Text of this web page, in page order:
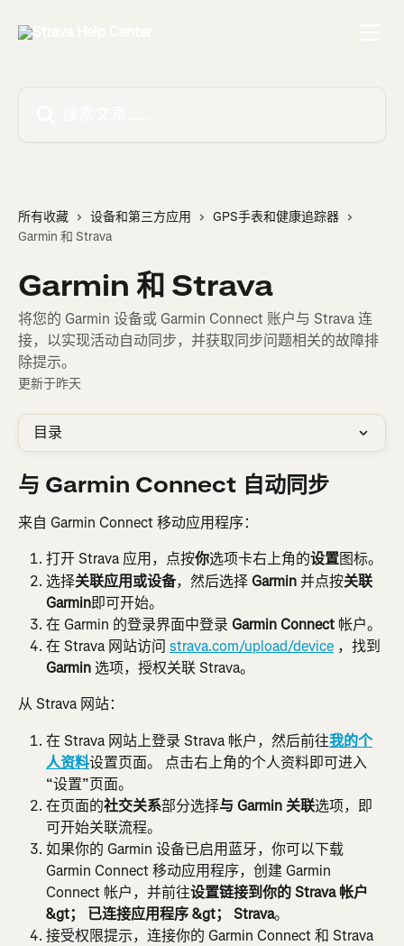
所有收藏 设备和第三方应用
GPS手表和健康追踪器
Garmin 和 Strava
Garmin 和 Strava
将您的 Garmin 设备或 Garmin Connect 账户与 Strava 连
接，以实现活动自动同步，并获取同步问题相关的故障排
除提示。
更新于昨天
目录
与 Garmin Connect 自动同步
来自 Garmin Connect 移动应用程序：
打开 Strava 应用，点按你选项卡右上角的设置图标。
选择关联应用或设备，然后选择 Garmin 并点按关联
Garmin即可开始。
在 Garmin 的登录界面中登录 Garmin Connect 帐户。
在 Strava 网站访问 strava.com/upload/device ，找到
Garmin 选项，授权关联 Strava。
从 Strava 网站：
在 Strava 网站上登录 Strava 帐户，然后前往我的个
人资料设置页面。 点击右上角的个人资料即可进入
“设置”页面。
在页面的社交关系部分选择与 Garmin 关联选项，即
可开始关联流程。
如果你的 Garmin 设备已启用蓝牙，你可以下载
Garmin Connect 移动应用程序，创建 Garmin
Connect 帐户，并前往设置链接到你的 Strava 帐户
&gt； 已连接应用程序 &gt； Strava。
接受权限提示，连接你的 Garmin Connect 和 Strava